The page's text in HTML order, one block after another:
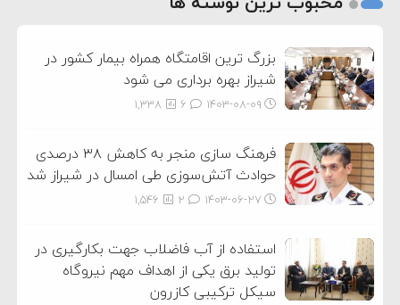
بزرگ ترین اقامتگاه همراه بیمار کشور در
شیراز بهره برداری می شود
۱۴۰۳-۰۸-۰۹ 1,338
فرهنگ سازی منجر به کاهش ۳۸ درصدی
حوادث آتش‌سوزی طی امسال در شیراز شد
۱۴۰۳-۰۶-۲۷ 1,546
استفاده از آب فاضلاب جهت بکارگیری در
تولید برق یکی از اهداف مهم نیروگاه
سیکل ترکیبی کازرون